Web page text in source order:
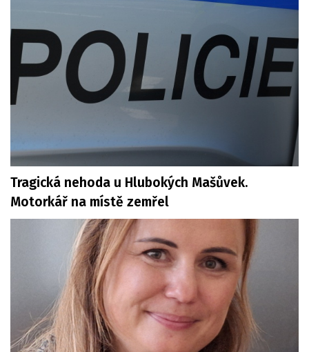
Tragická nehoda u Hlubokých Mašůvek.
Motorkář na místě zemřel